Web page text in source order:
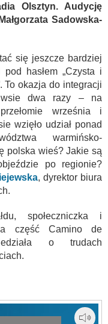
Olsztyn. Audycję
Sadowska-
się jeszcze bardziej
hasłem „Czysta i
To okazja do integracji
wsie dwa razy – na
września i
wzięło udział ponad
warmińsko-
polska wieś? Jakie są
po regionie?
, dyrektor biura
społeczniczka i
część Camino de
o trudach